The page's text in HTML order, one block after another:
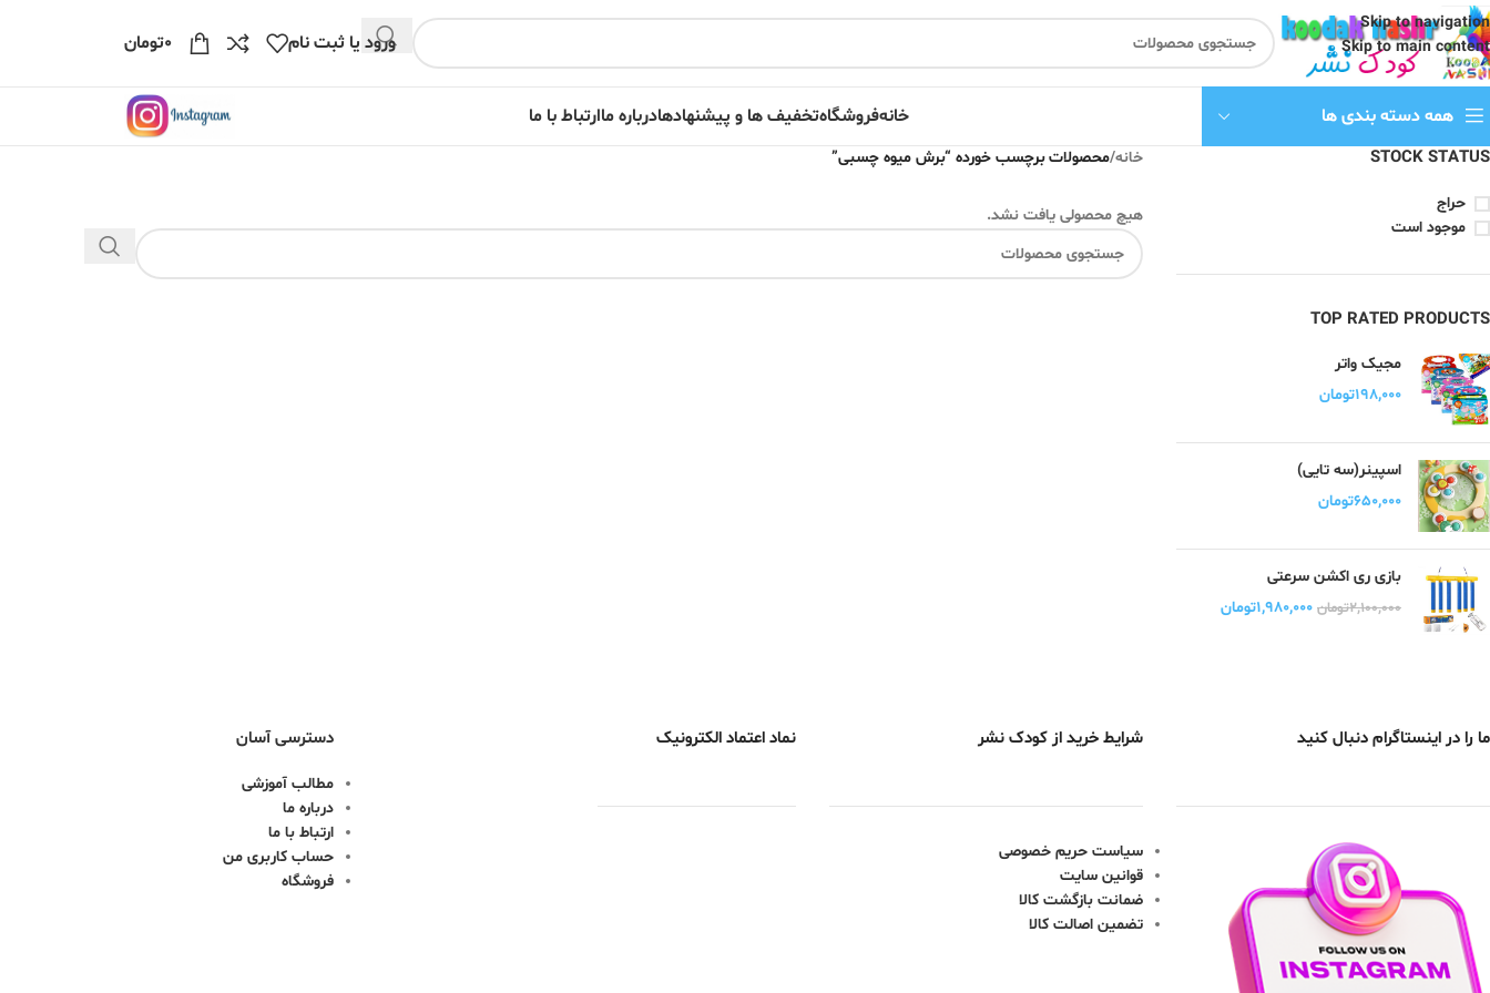
Skip to navigation
Skip to main content
ورود یا ثبت نام ۰تومان
همه دسته بندی ها خانهفروشگاهتخفیف ها و پیشنهادهادرباره ماارتباط با ما
STOCK STATUS
حراج
موجود است
TOP RATED PRODUCTS
مجیک واتر
۱۹۸,۰۰۰تومان
اسپینر(سه تایی)
۶۵۰,۰۰۰تومان
بازی ری اکشن سرعتی
۲,۱۰۰,۰۰۰تومان ۱,۹۸۰,۰۰۰تومان
خانه/محصولات برچسب خورده “برش میوه چسبی”
هیچ محصولی یافت نشد.
ما را در اینستاگرام دنبال کنید شرایط خرید از کودک نشر
سیاست حریم خصوصی
قوانین سایت
ضمانت بازگشت کالا
تضمین اصالت کالا
نماد اعتماد الکترونیک دسترسی آسان
مطالب آموزشی
درباره ما
ارتباط با ما
حساب کاربری من
فروشگاه